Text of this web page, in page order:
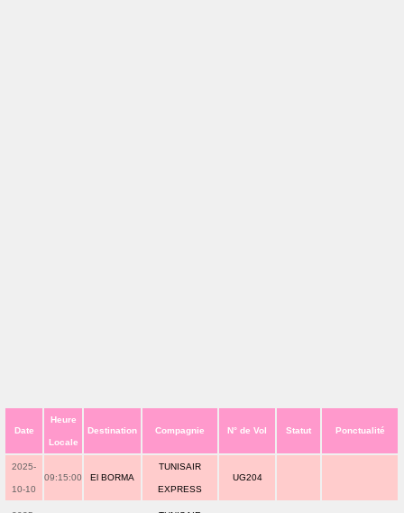
Date
Heure
Locale
Destination Compagnie N° de Vol Statut Ponctualité
2025-
10-10
09:15:00 El BORMA
TUNISAIR
EXPRESS
UG204